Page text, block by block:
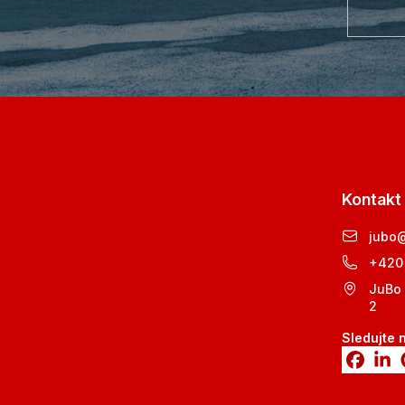
Kontakt
jubo
+420
2
Sledujte